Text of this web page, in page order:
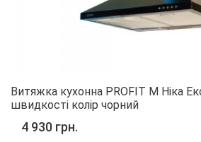
Витяжка кухонна PROFIT M Ніка
швидкості колір чорний
4 930 грн.